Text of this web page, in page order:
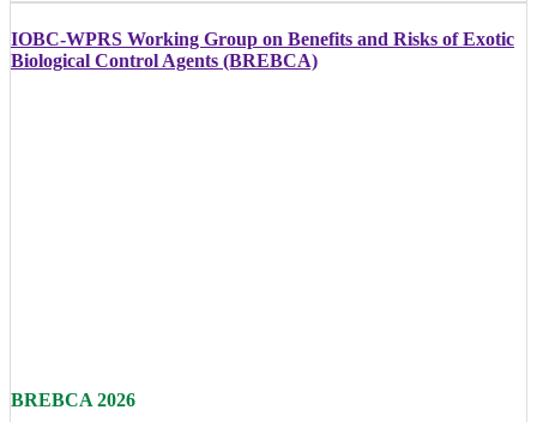
IOBC-WPRS Working Group on Benefits and Risks of Exotic
Biological Control Agents (BREBCA)
BREBCA 2026